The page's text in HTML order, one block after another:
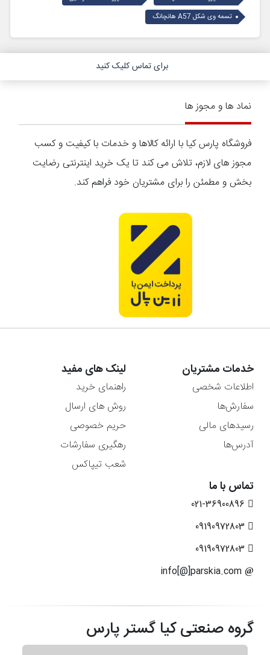
تسمه وی شکل A57 هانچانگ
برای تماس کلیک کنید
نماد ها و مجوز ها
فروشگاه پارس کیا با ارائه کالاها و خدمات با کیفیت و کسب
مجوز های لازم، تلاش می کند تا یک خرید اینترنتی رضایت
بخش و مطمئن را برای مشتریان خود فراهم کند.
خدمات مشتریان
اطلاعات شخصی
سفارش‌ها
رسیدهای مالی
آدرس‌ها
لینک های مفید
راهنمای خرید
روش های ارسال
حریم خصوصی
رهگیری سفارشات
شعب تیپاکس
تماس با ما
گروه صنعتی کیا گستر پارس